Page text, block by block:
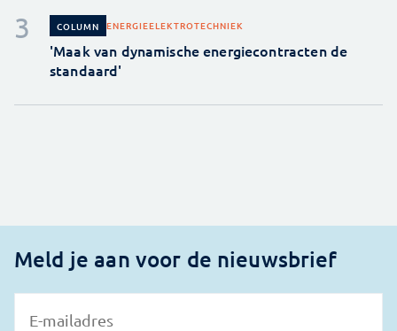
COLUMN ENERGIEELEKTROTECHNIEK
'Maak van dynamische energiecontracten de
standaard'
Meld je aan voor de nieuwsbrief